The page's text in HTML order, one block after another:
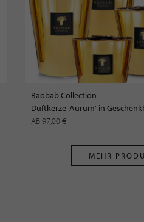
Baobab Collection
Duftkerze 'Aurum' in
AB 97,00 €
MEHR